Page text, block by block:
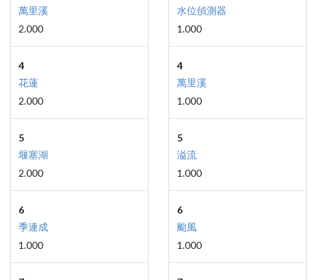
萬里溪
2.000
4
花蓮
2.000
5
堰塞湖
2.000
6
季連成
1.000
水位偵測器
1.000
4
萬里溪
1.000
5
溢流
1.000
6
颱風
1.000